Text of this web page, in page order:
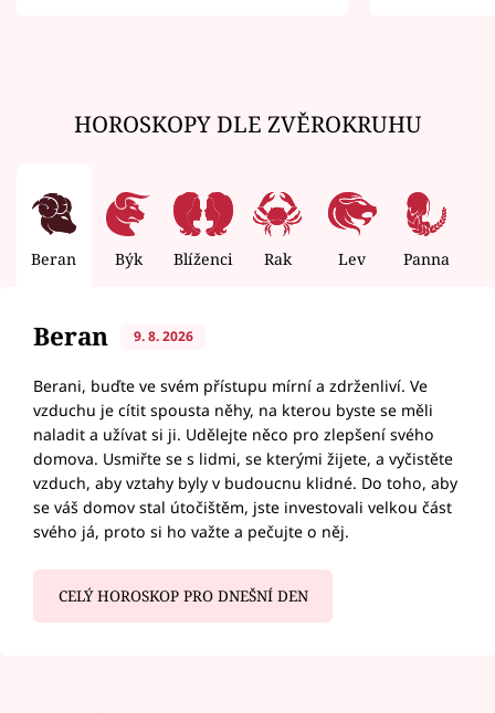
HOROSKOPY DLE ZVĚROKRUHU
Beran Býk Blíženci Rak Lev Panna
Beran 9. 8. 2026
Berani, buďte ve svém přístupu mírní a zdrženliví. Ve
vzduchu je cítit spousta něhy, na kterou byste se měli
naladit a užívat si ji. Udělejte něco pro zlepšení svého
domova. Usmiřte se s lidmi, se kterými žijete, a vyčistěte
vzduch, aby vztahy byly v budoucnu klidné. Do toho, aby
se váš domov stal útočištěm, jste investovali velkou část
svého já, proto si ho važte a pečujte o něj.
CELÝ HOROSKOP PRO DNEŠNÍ DEN